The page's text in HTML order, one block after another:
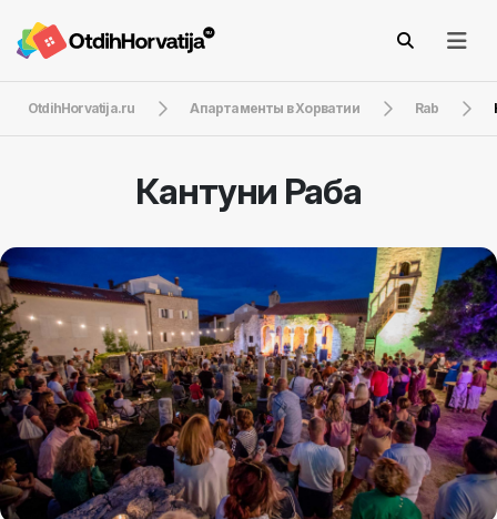
OtdihHorvatija.ru Апартаменты в Хорватии Rab
Кантуни Раба